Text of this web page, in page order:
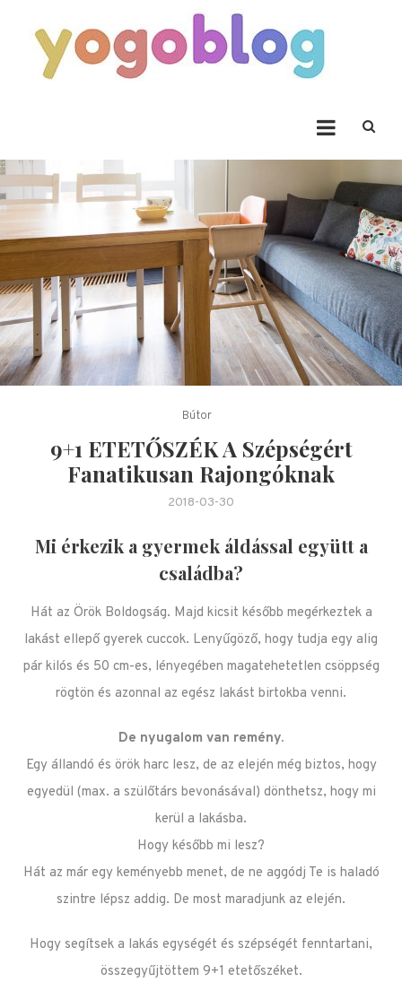
Bútor
9+1 ETETŐSZÉK A Szépségért
Fanatikusan Rajongóknak
2018-03-30
Mi érkezik a gyermek áldással együtt a
családba?
Hát az Örök Boldogság. Majd kicsit később megérkeztek a
lakást ellepő gyerek cuccok. Lenyűgöző, hogy tudja egy alig
pár kilós és 50 cm-es, lényegében magatehetetlen csöppség
rögtön és azonnal az egész lakást birtokba venni.
De nyugalom van remény.
Egy állandó és örök harc lesz, de az elején még biztos, hogy
egyedül (max. a szülőtárs bevonásával) dönthetsz, hogy mi
kerül a lakásba.
Hogy később mi lesz?
Hát az már egy keményebb menet, de ne aggódj Te is haladó
szintre lépsz addig. De most maradjunk az elején.
Hogy segítsek a lakás egységét és szépségét fenntartani,
összegyűjtöttem 9+1 etetőszéket.